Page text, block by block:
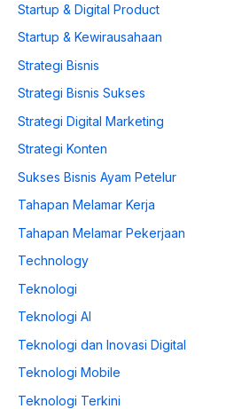
Startup & Digital Product
Startup & Kewirausahaan
Strategi Bisnis
Strategi Bisnis Sukses
Strategi Digital Marketing
Strategi Konten
Sukses Bisnis Ayam Petelur
Tahapan Melamar Kerja
Tahapan Melamar Pekerjaan
Technology
Teknologi
Teknologi AI
Teknologi dan Inovasi Digital
Teknologi Mobile
Teknologi Terkini